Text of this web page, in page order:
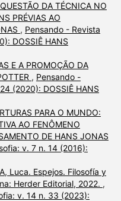
DA TÉCNICA NO
PRÉVIAS AO
, Pensando - Revista
DOSSIÊ HANS
E A PROMOÇÃO DA
, Pensando -
(2020): DOSSIÊ HANS
PARA O MUNDO:
AO FENÔMENO
DE HANS JONAS
v. 7 n. 14 (2016):
Luca. Espejos. Filosofía y
Herder Editorial, 2022. ,
v. 14 n. 33 (2023):